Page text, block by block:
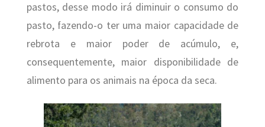
pastos, desse modo irá diminuir o consumo do
pasto, fazendo-o ter uma maior capacidade de
rebrota e maior poder de acúmulo, e,
consequentemente, maior disponibilidade de
alimento para os animais na época da seca.